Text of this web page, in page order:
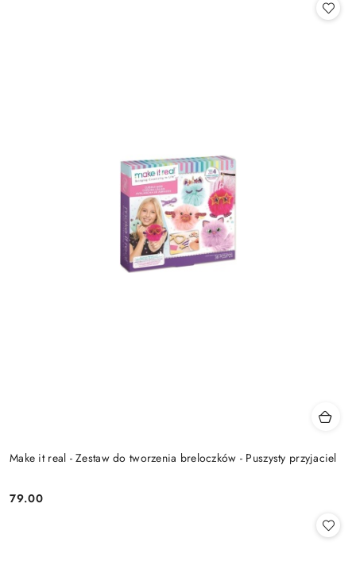
Make it real - Zestaw do tworzenia breloczków - Puszysty przyjaciel
Cena:
79.00